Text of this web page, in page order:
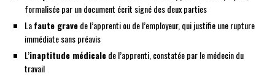
formalisée par un document écrit signé des deux parties
Lafaute gravede l’apprenti ou de l’employeur, qui justifie une rupture
immédiate sans préavis
L’inaptitude médicalede l’apprenti, constatée par le médecin du
travail